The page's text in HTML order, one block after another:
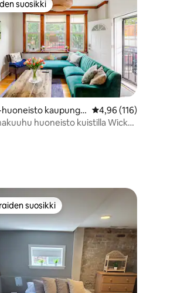
5, 180 arvostelua
suosikki
suosikki
kaupungis Keskimääräinen arvio
4,96 (116)
huoneisto kuistilla Wicker
suosikkien parhaimmistoa
suosikki